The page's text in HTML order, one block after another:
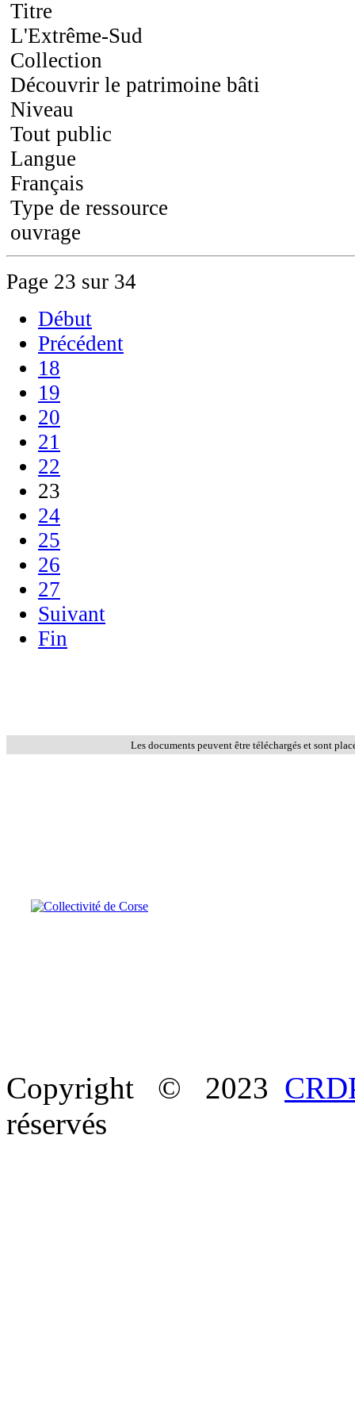
Titre
L'Extrême-Sud
Collection
Découvrir le patrimoine bâti
Niveau
Tout public
Langue
Français
Type de ressource
ouvrage
Page 23 sur 34
Début
Précédent
18
19
20
21
22
23
24
25
26
27
Suivant
Fin
Les documents peuvent être téléchargés et sont
Copyright © 2023
réservés